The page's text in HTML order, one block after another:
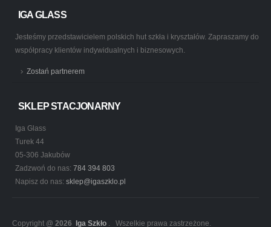
IGA GLASS
Jesteśmy przedstawicielem polskich hut szkła i kryształów. Zapraszamy do
współpracy klientów indywidualnych i biznesowych.
Zostań partnerem
SKLEP STACJONARNY
Iga Glass
Turek 44
05-306 Jakubów
Zadzwoń do nas: 784 394 803
Napisz do nas: sklep@igaszklo.pl
Copyright @ 2026 Iga Szkło . Wszelkie prawa zastrzeżone.